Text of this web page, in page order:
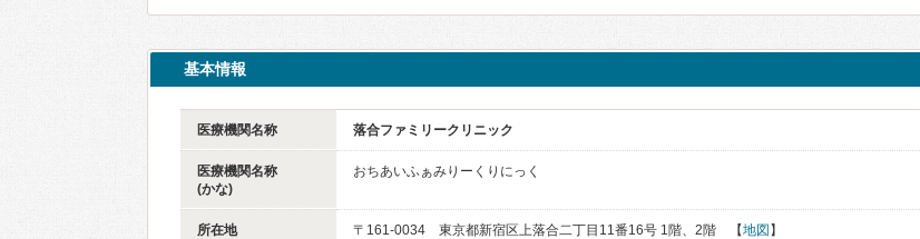
基本情報
医療機関名称 落合ファミリークリニック
医療機関名称
(かな)
おちあいふぁみりーくりにっく
所在地 〒161-0034 東京都新宿区上落合二丁目11番16号 1階、2階 【地図 】